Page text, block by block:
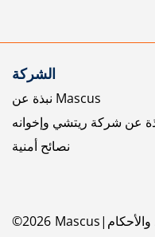
الشركة
نبذة عن Mascus
عن شركة ريتشي وإخوانه
نصائح أمنية
©2026 Mascus